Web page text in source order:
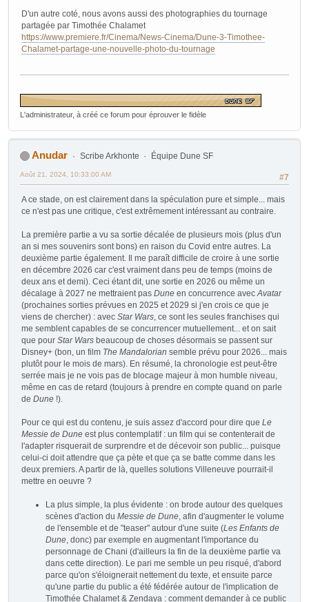
D'un autre coté, nous avons aussi des photographies du tournage
partagée par Timothée Chalamet
https://www.premiere.fr/Cinema/News-Cinema/Dune-3-Timothee-
Chalamet-partage-une-nouvelle-photo-du-tournage
L'administrateur, à créé ce forum pour éprouver le fidèle
Anudar Scribe Arkhonte Équipe Dune SF
#7
Août 21, 2024, 10:33:00 AM
A ce stade, on est clairement dans la spéculation pure et simple... mais
ce n'est pas une critique, c'est extrêmement intéressant au contraire.
La première partie a vu sa sortie décalée de plusieurs mois (plus d'un
an si mes souvenirs sont bons) en raison du Covid entre autres. La
deuxième partie également. Il me paraît difficile de croire à une sortie
en décembre 2026 car c'est vraiment dans peu de temps (moins de
deux ans et demi). Ceci étant dit, une sortie en 2026 ou même un
décalage à 2027 ne mettraient pas Dune en concurrence avec Avatar
(prochaines sorties prévues en 2025 et 2029 si j'en crois ce que je
viens de chercher) : avec Star Wars , ce sont les seules franchises qui
me semblent capables de se concurrencer mutuellement... et on sait
que pour Star Wars beaucoup de choses désormais se passent sur
Disney+ (bon, un film The Mandalorian semble prévu pour 2026... mais
plutôt pour le mois de mars). En résumé, la chronologie est peut-être
serrée mais je ne vois pas de blocage majeur à mon humble niveau,
même en cas de retard (toujours à prendre en compte quand on parle
de Dune !).
Pour ce qui est du contenu, je suis assez d'accord pour dire que Le
Messie de Dune est plus contemplatif : un film qui se contenterait de
l'adapter risquerait de surprendre et de décevoir son public... puisque
celui-ci doit attendre que ça pète et que ça se batte comme dans les
deux premiers. A partir de là, quelles solutions Villeneuve pourrait-il
mettre en oeuvre ?
La plus simple, la plus évidente : on brode autour des quelques
scènes d'action du Messie de Dune , afin d'augmenter le volume
de l'ensemble et de "teaser" autour d'une suite (Les Enfants de
Dune , donc) par exemple en augmentant l'importance du
personnage de Chani (d'ailleurs la fin de la deuxième partie va
dans cette direction). Le pari me semble un peu risqué, d'abord
parce qu'on s'éloignerait nettement du texte, et ensuite parce
qu'une partie du public a été fédérée autour de l'implication de
Timothée Chalamet & Zendaya : comment demander à ce public